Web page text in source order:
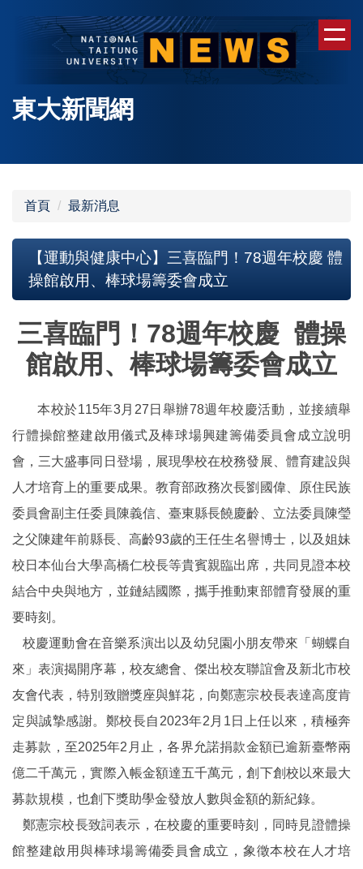
容
東大新聞網
首頁 最新消息
【運動與健康中心】三喜臨門！78週年校慶 體
操館啟用、棒球場籌委會成立
三喜臨門！78週年校慶 體操
館啟用、棒球場籌委會成立
本校於115年3月27日舉辦78週年校慶活動，並接續舉
行體操館整建啟用儀式及棒球場興建籌備委員會成立說明
會，三大盛事同日登場，展現學校在校務發展、體育建設與
人才培育上的重要成果。教育部政務次長劉國偉、原住民族
委員會副主任委員陳義信、臺東縣長饒慶齡、立法委員陳瑩
之父陳建年前縣長、高齡93歲的王任生名譽博士，以及姐妹
校日本仙台大學高橋仁校長等貴賓親臨出席，共同見證本校
結合中央與地方，並鏈結國際，攜手推動東部體育發展的重
要時刻。
校慶運動會在音樂系演出以及幼兒園小朋友帶來「蝴蝶自
來」表演揭開序幕，校友總會、傑出校友聯誼會及新北市校
友會代表，特別致贈獎座與鮮花，向鄭憲宗校長表達高度肯
定與誠摯感謝。鄭校長自2023年2月1日上任以來，積極奔
走募款，至2025年2月止，各界允諾捐款金額已逾新臺幣兩
億二千萬元，實際入帳金額達五千萬元，創下創校以來最大
募款規模，也創下獎助學金發放人數與金額的新紀錄。
鄭憲宗校長致詞表示，在校慶的重要時刻，同時見證體操
館整建啟用與棒球場籌備委員會成立，象徵本校在人才培